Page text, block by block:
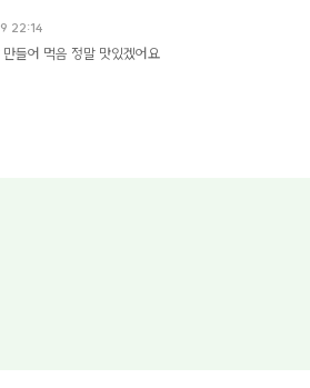
22:14
들어 먹음 정말 맛있겠어요